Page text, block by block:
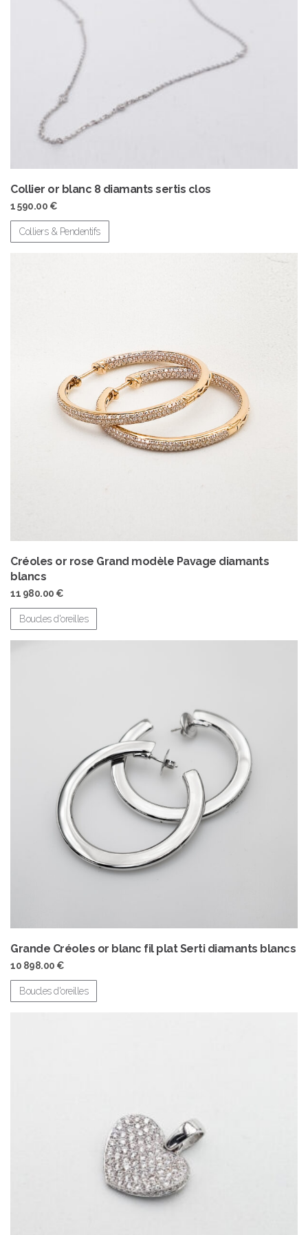
Collier or blanc 8 diamants sertis clos
1 590.00 €
Colliers & Pendentifs
Créoles or rose Grand modèle Pavage diamants
blancs
11 980.00 €
Boucles d'oreilles
Grande Créoles or blanc fil plat Serti diamants blancs
10 898.00 €
Boucles d'oreilles